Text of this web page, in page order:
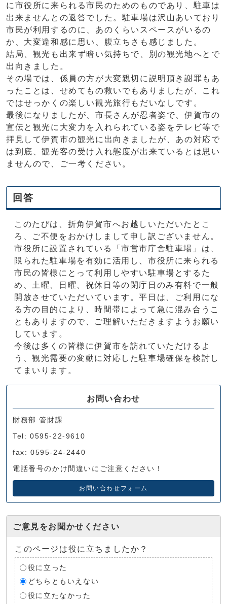
に市役所に来られる市民のためのものであり、駐車は
出来ませんとの返答でした。駐車場は沢山あいており
市民が利用するのに、あのくらいスペースがいるの
か、大変違和感に思い、腹立ちさも感じました。
結局、観光も出来ず暗い気持ちで、別の観光地へとで
出向きました。
その場では、係員の方が大変親切に説明頂き謝罪もあ
ったことは、せめてもの救いでもありましたが、これ
ではせっかくの楽しい観光旅行もだいなしです。
最後になりましたが、市長さんが忍者姿で、伊賀市の
宣伝と観光に大変力を入れられている姿をテレビ等で
拝見して伊賀市の観光に出向きましたが、あの対応で
は到底、観光客の受け入れ態度が出来ているとは思い
ませんので、ご一考ください。
回答
このたびは、折角伊賀市へお越しいただいたとこ
ろ、ご不便をおかけしまして申し訳ございません。
市役所に設置されている「市営市庁舎駐車場」は、
限られた駐車場を有効に活用し、市役所に来られる
市民の皆様にとって利用しやすい駐車場とするた
め、土曜、日曜、祝休日等の閉庁日のみ有料で一般
開放させていただいています。平日は、ご利用にな
る方の目的により、時間帯によって急に混み合うこ
ともありますので、ご理解いただきますようお願い
しています。
今後は多くの皆様に伊賀市を訪れていただけるよ
う、観光需要の変動に対応した駐車場確保を検討し
てまいります。
お問い合わせ
財務部 管財課
Tel: 0595-22-9610
fax: 0595-24-2440
電話番号のかけ間違いにご注意ください！
お問い合わせフォーム
ご意見をお聞かせください
このページは役に立ちましたか？
役に立った
どちらともいえない
役に立たなかった